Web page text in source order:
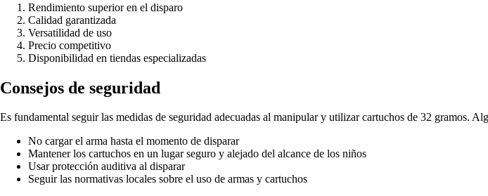
Rendimiento superior en el disparo
Calidad garantizada
Versatilidad de uso
Precio competitivo
Disponibilidad en tiendas especializadas
Consejos de seguridad
Es fundamental seguir las medidas de seguridad adecuadas al manipular y utilizar cartuchos de 32 gramos.
No cargar el arma hasta el momento de disparar
Mantener los cartuchos en un lugar seguro y alejado del alcance de los niños
Usar protección auditiva al disparar
Seguir las normativas locales sobre el uso de armas y cartuchos